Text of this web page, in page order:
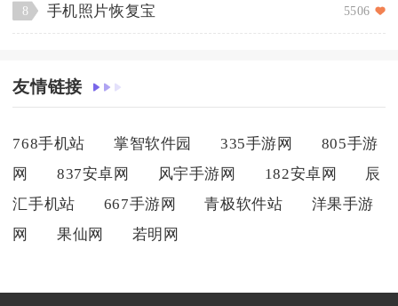
8 手机照片恢复宝 5506
友情链接
768手机站 掌智软件园 335手游网
805手游
网
837安卓网 风宇手游网 182安卓网
辰
汇手机站
667手游网 青极软件站
洋果手游
网
果仙网 若明网